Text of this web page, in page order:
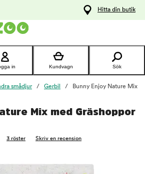
Hitta din butik
in Kundvagn Sök
smådjur Gerbil
Bunny Enjoy Nature Mix
Mix med Gräshoppor
3 röster Skriv en recension